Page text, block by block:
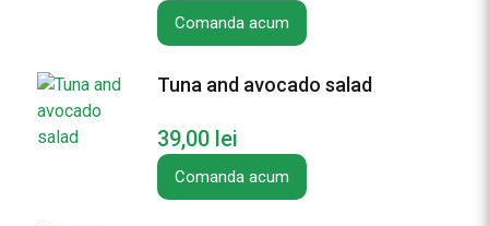
Comanda acum
Tuna and avocado salad
39,00 lei
Comanda acum